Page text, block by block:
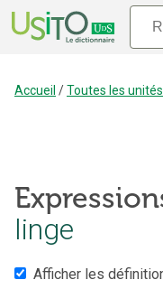
Accueil /Toutes les
linge
Afficher les